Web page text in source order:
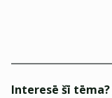
Interesē šī tēma?